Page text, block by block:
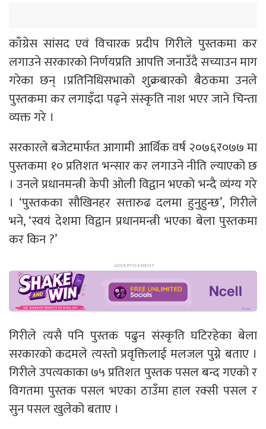
काँग्रेस सांसद एवं विचारक प्रदीप गिरीले पुस्तकमा कर
लगाउने सरकारको निर्णयप्रति आपत्ति जनाउँदै सच्याउन माग
गरेका छन् ।प्रतिनिधिसभाको शुक्रबारको बैठकमा उनले
पुस्तकमा कर लगाइँदा पढ्ने संस्कृति नाश भएर जाने चिन्ता
व्यक्त गरे ।
सरकारले बजेटमार्फत आगामी आर्थिक वर्ष २०७६र०७७ मा
पुस्तकमा १० प्रतिशत भन्सार कर लगाउने नीति ल्याएको छ
। उनले प्रधानमन्त्री केपी ओली विद्वान भएको भन्दै व्यंग्य गरे
। ‘पुस्तकका सौखिनहर सत्तारुढ दलमा हुनुहुन्छ’, गिरीले
भने, ‘स्वयं देशमा विद्वान प्रधानमन्त्री भएका बेला पुस्तकमा
कर किन ?’
गिरीले त्यसै पनि पुस्तक पढुन संस्कृति घटिरहेका बेला
सरकारको कदमले त्यस्तो प्रवृक्तिलाई मलजल पुग्ने बताए ।
गिरीले उपत्यकाका ७५ प्रतिशत पुस्तक पसल बन्द गएको र
विगतमा पुस्तक पसल भएका ठाउँमा हाल रक्सी पसल र
सुन पसल खुलेको बताए ।